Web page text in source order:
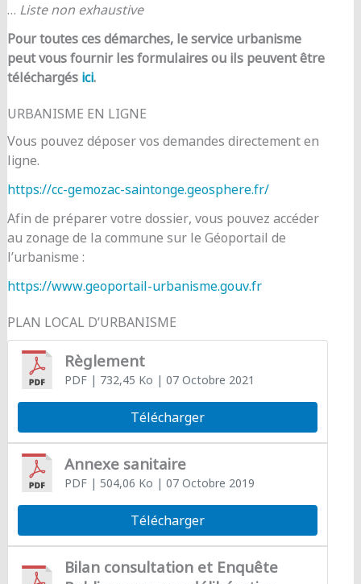
… Liste non exhaustive
Pour toutes ces démarches, le service urbanisme
peut vous fournir les formulaires ou ils peuvent être
téléchargés ici.
URBANISME EN LIGNE
Vous pouvez déposer vos demandes directement en
ligne.
https://cc-gemozac-saintonge.geosphere.fr/
Afin de préparer votre dossier, vous pouvez accéder
au zonage de la commune sur le Géoportail de
l’urbanisme :
https://www.geoportail-urbanisme.gouv.fr
PLAN LOCAL D’URBANISME
Règlement
PDF| 732,45 Ko | 07 Octobre 2021
Télécharger
Annexe sanitaire
PDF| 504,06 Ko | 07 Octobre 2019
Télécharger
Bilan consultation et Enquête